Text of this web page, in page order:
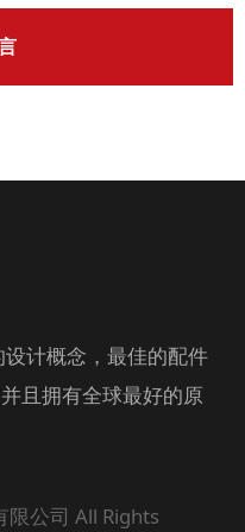
计概念，最佳的配件
且拥有全球最好的原
公司 All Rights